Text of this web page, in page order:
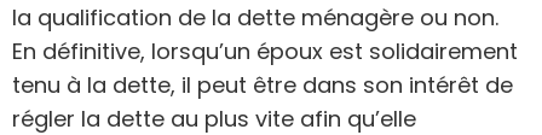
la qualification de la dette ménagère ou non.
En définitive, lorsqu’un époux est solidairement
tenu à la dette, il peut être dans son intérêt de
régler la dette au plus vite afin qu’elle